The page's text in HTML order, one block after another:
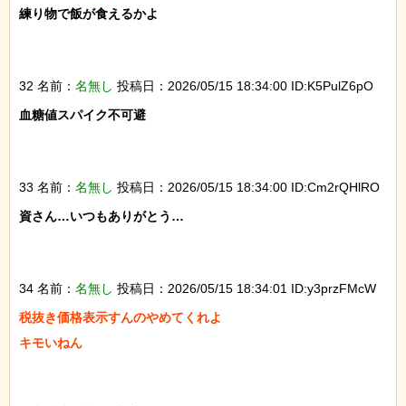
練り物で飯が食えるかよ
32 名前： 名無し 投稿日：2026/05/15 18:34:00 ID:K5PulZ6pO
血糖値スパイク不可避
33 名前： 名無し 投稿日：2026/05/15 18:34:00 ID:Cm2rQHlRO
資さん…いつもありがとう…
34 名前： 名無し 投稿日：2026/05/15 18:34:01 ID:y3przFMcW
税抜き価格表示すんのやめてくれよ
キモいねん